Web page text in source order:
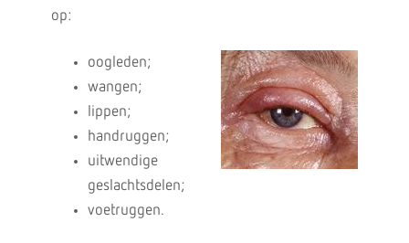
op:
oogleden;
wangen;
lippen;
handruggen;
uitwendige
geslachtsdelen;
voetruggen.